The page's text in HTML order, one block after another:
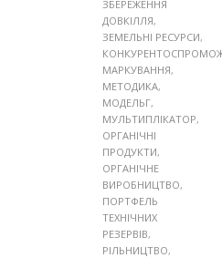
ЗБЕРЕЖЕННЯ
ДОВКІЛЛЯ,
ЗЕМЕЛЬНІ РЕСУРСИ,
МАРКУВАННЯ,
МЕТОДИКА,
МОДЕЛЬГ,
МУЛЬТИПЛІКАТОР,
ОРГАНІЧНІ
ПРОДУКТИ,
ОРГАНІЧНЕ
ВИРОБНИЦТВО,
ПОРТФЕЛЬ
ТЕХНІЧНИХ
РЕЗЕРВІВ,
РІЛЬНИЦТВО,